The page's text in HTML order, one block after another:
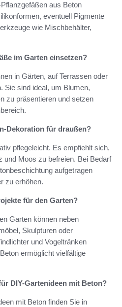
aus Beton
eventuell Pigmente
wie Mischbehälter,
im Garten einsetzen?
in Gärten, auf Terrassen oder
Sie sind ideal, um Blumen,
zu präsentieren und setzen
Dekoration für draußen?
pflegeleicht. Es empfiehlt sich,
und Moos zu befreien. Bei Bedarf
aufgetragen
zu erhöhen.
für den Garten?
Garten können neben
Skulpturen oder
und Vogeltränken
ermöglicht vielfältige
DIY-Gartenideen mit Beton?
mit Beton finden Sie in